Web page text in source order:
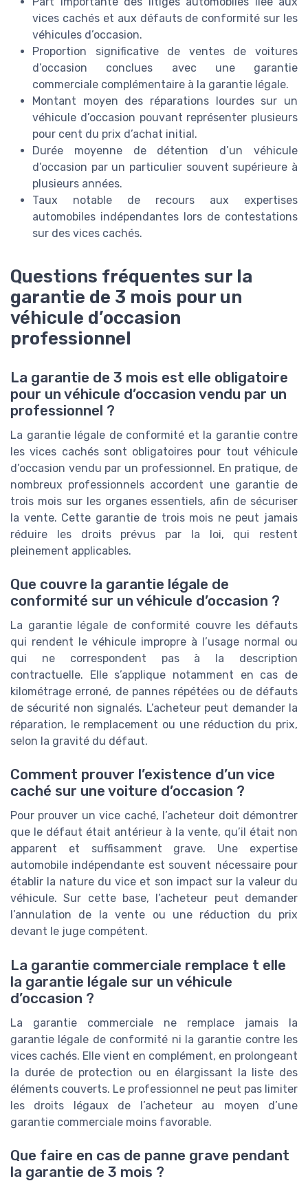
vices cachés et aux défauts de conformité sur les
véhicules d’occasion.
Proportion significative de ventes de voitures
d’occasion conclues avec une garantie
commerciale complémentaire à la garantie légale.
Montant moyen des réparations lourdes sur un
véhicule d’occasion pouvant représenter plusieurs
pour cent du prix d’achat initial.
Durée moyenne de détention d’un véhicule
d’occasion par un particulier souvent supérieure à
plusieurs années.
Taux notable de recours aux expertises
automobiles indépendantes lors de contestations
sur des vices cachés.
Questions fréquentes sur la
garantie de 3 mois pour un
véhicule d’occasion
professionnel
La garantie de 3 mois est elle obligatoire
pour un véhicule d’occasion vendu par un
professionnel ?
La garantie légale de conformité et la garantie contre
les vices cachés sont obligatoires pour tout véhicule
d’occasion vendu par un professionnel. En pratique, de
nombreux professionnels accordent une garantie de
trois mois sur les organes essentiels, afin de sécuriser
la vente. Cette garantie de trois mois ne peut jamais
réduire les droits prévus par la loi, qui restent
pleinement applicables.
Que couvre la garantie légale de
conformité sur un véhicule d’occasion ?
La garantie légale de conformité couvre les défauts
qui rendent le véhicule impropre à l’usage normal ou
qui ne correspondent pas à la description
contractuelle. Elle s’applique notamment en cas de
kilométrage erroné, de pannes répétées ou de défauts
de sécurité non signalés. L’acheteur peut demander la
réparation, le remplacement ou une réduction du prix,
selon la gravité du défaut.
Comment prouver l’existence d’un vice
caché sur une voiture d’occasion ?
Pour prouver un vice caché, l’acheteur doit démontrer
que le défaut était antérieur à la vente, qu’il était non
apparent et suffisamment grave. Une expertise
automobile indépendante est souvent nécessaire pour
établir la nature du vice et son impact sur la valeur du
véhicule. Sur cette base, l’acheteur peut demander
l’annulation de la vente ou une réduction du prix
devant le juge compétent.
La garantie commerciale remplace t elle
la garantie légale sur un véhicule
d’occasion ?
La garantie commerciale ne remplace jamais la
garantie légale de conformité ni la garantie contre les
vices cachés. Elle vient en complément, en prolongeant
la durée de protection ou en élargissant la liste des
éléments couverts. Le professionnel ne peut pas limiter
les droits légaux de l’acheteur au moyen d’une
garantie commerciale moins favorable.
Que faire en cas de panne grave pendant
la garantie de 3 mois ?